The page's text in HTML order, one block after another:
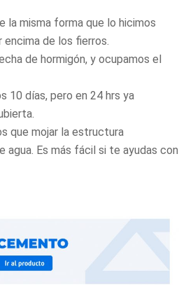
la misma forma que lo hicimos
de los fierros.
de hormigón, y ocupamos el
10 días, pero en 24 hrs ya
que mojar la estructura
agua. Es más fácil si te ayudas con